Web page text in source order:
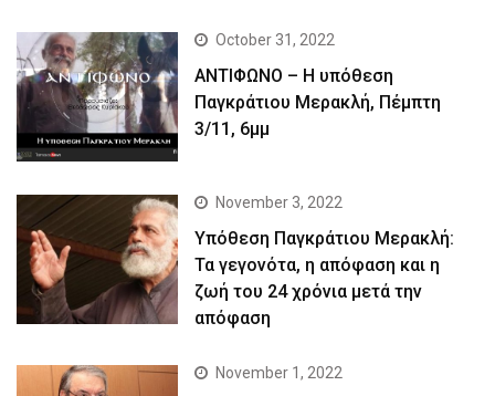
October 31, 2022
ΑΝΤΙΦΩΝΟ – Η υπόθεση
Παγκράτιου Μερακλή, Πέμπτη
3/11, 6μμ
November 3, 2022
Yπόθεση Παγκράτιου Μερακλή:
Τα γεγονότα, η απόφαση και η
ζωή του 24 χρόνια μετά την
απόφαση
November 1, 2022